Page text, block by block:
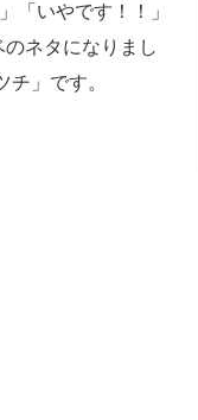
いやです！！」
ネタになりまし
」です。